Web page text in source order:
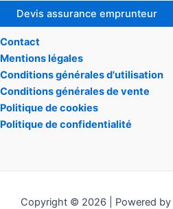
Devis assurance emprunteur
Contact
Mentions légales
Conditions générales d'utilisation
Conditions générales de vente
Politique de cookies
Politique de confidentialité
Copyright © 2026 | Powered by